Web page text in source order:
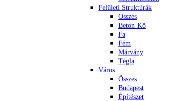
Felületi Struktúrák
Összes
Beton-Kő
Fa
Fém
Márvány
Tégla
Város
Összes
Budapest
Építészet